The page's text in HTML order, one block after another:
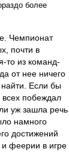
более
Чемпионат
почти в
то из команд-
от нее ничего
Если бы
побеждал
уж зашла речь
намного
достижений
феерии в игре